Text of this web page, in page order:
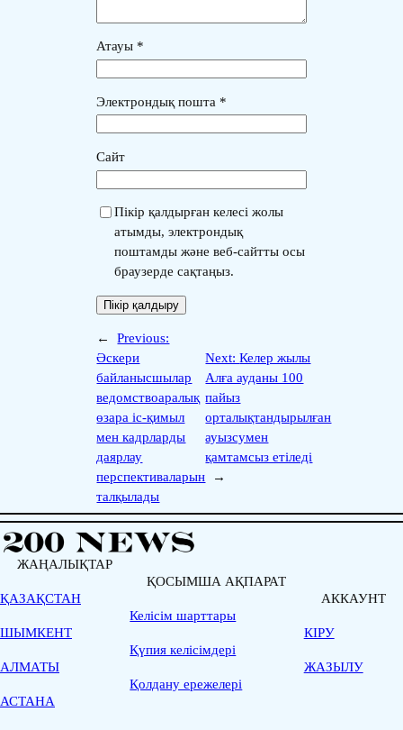
Атауы *
Электрондық пошта *
Сайт
Пікір қалдырған келесі жолы
атымды, электрондық
поштамды және веб-сайтты осы
браузерде сақтаңыз.
←
Previous:
Әскери
байланысшылар
ведомствоаралық
өзара іс-қимыл
мен кадрларды
даярлау
перспективаларын
талқылады
Next:Келер жылы
Алға ауданы 100
пайыз
орталықтандырылған
ауызсумен
қамтамсыз етіледі
→
ЖАҢАЛЫҚТАР
ҚАЗАҚСТАН
ШЫМКЕНТ
АЛМАТЫ
АСТАНА
ҚОСЫМША АҚПАРАТ
Келісім шарттары
Қүпия келісімдері
Қолдану ережелері
АККАУНТ
КІРУ
ЖАЗЫЛУ